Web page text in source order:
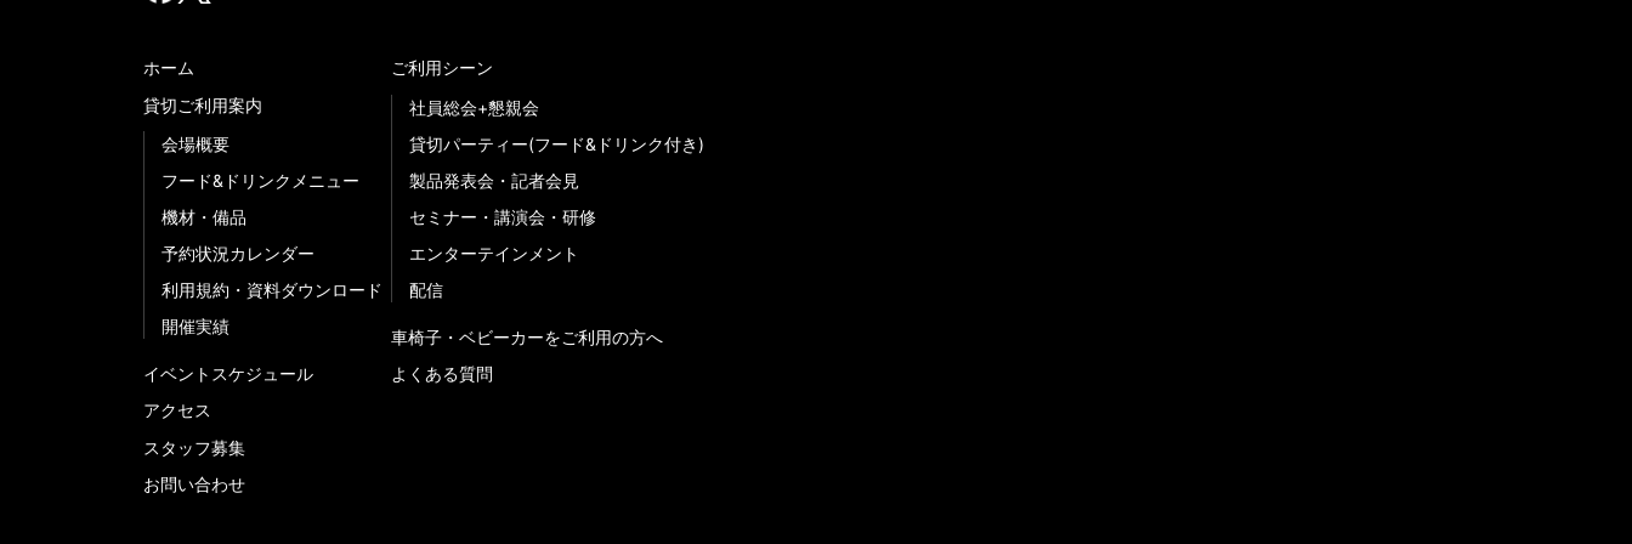
ホーム
貸切ご利用案内
会場概要
フード&ドリンクメニュー
機材・備品
予約状況カレンダー
利用規約・資料ダウンロード
開催実績
イベントスケジュール
アクセス
スタッフ募集
お問い合わせ
ご利用シーン
社員総会+懇親会
貸切パーティー(フード&ドリンク付き)
製品発表会・記者会見
セミナー・講演会・研修
エンターテインメント
配信
車椅子・ベビーカーをご利用の方へ
よくある質問